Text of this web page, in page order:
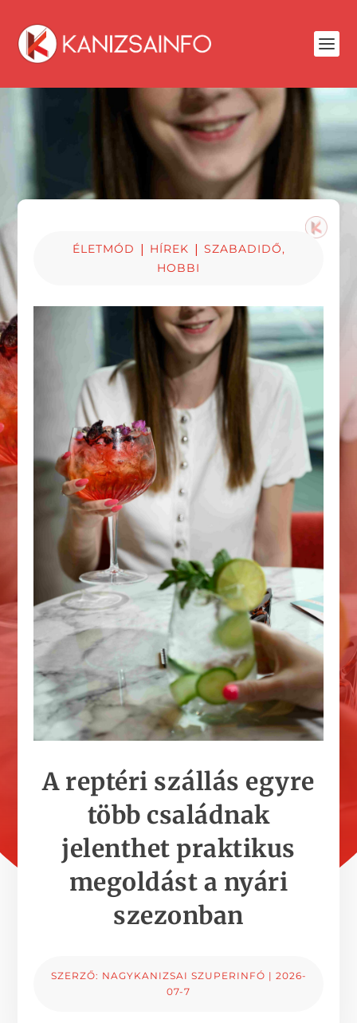
ÉLETMÓD | HÍREK | SZABADIDŐ,
HOBBI
A reptéri szállás egyre
több családnak
jelenthet praktikus
megoldást a nyári
szezonban
SZERZŐ: NAGYKANIZSAI SZUPERINFÓ | 2026-
07-7